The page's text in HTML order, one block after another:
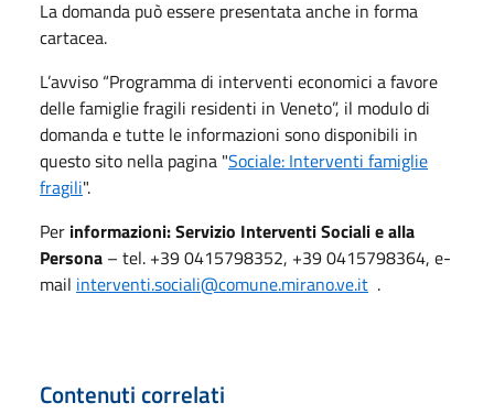
La domanda può essere presentata anche in forma
cartacea.
L’avviso “Programma di interventi economici a favore
delle famiglie fragili residenti in Veneto”, il modulo di
domanda e tutte le informazioni sono disponibili in
questo sito nella pagina "Sociale: Interventi famiglie
fragili".
Per informazioni: Servizio Interventi Sociali e alla
Persona – tel. +39 0415798352, +39 0415798364, e-
mail interventi.sociali@comune.mirano.ve.it .
Contenuti correlati